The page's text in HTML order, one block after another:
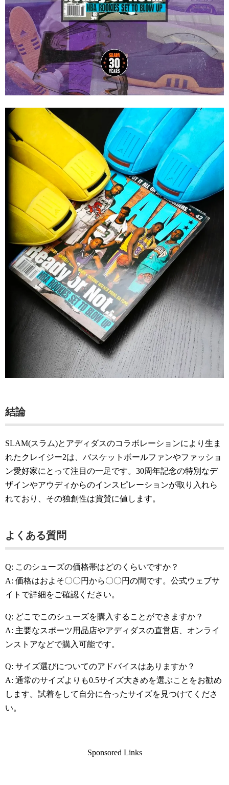
結論
SLAM(スラム)とアディダスのコラボレーションにより生ま
れたクレイジー2は、バスケットボールファンやファッショ
ン愛好家にとって注目の一足です。30周年記念の特別なデ
ザインやアウディからのインスピレーションが取り入れら
れており、その独創性は賞賛に値します。
よくある質問
Q: このシューズの価格帯はどのくらいですか？
A: 価格はおよそ〇〇円から〇〇円の間です。公式ウェブサ
イトで詳細をご確認ください。
Q: どこでこのシューズを購入することができますか？
A: 主要なスポーツ用品店やアディダスの直営店、オンライ
ンストアなどで購入可能です。
Q: サイズ選びについてのアドバイスはありますか？
A: 通常のサイズよりも0.5サイズ大きめを選ぶことをお勧め
します。試着をして自分に合ったサイズを見つけてくださ
い。
Sponsored Links